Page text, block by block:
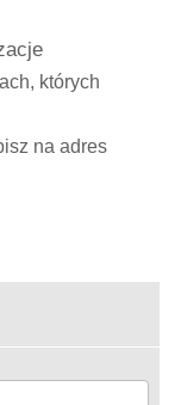
których
na adres